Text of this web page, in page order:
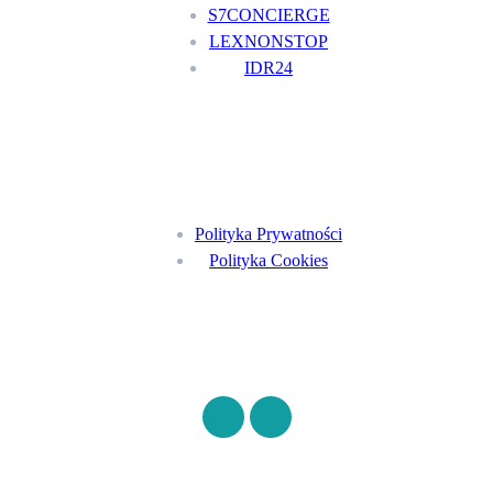
S7CONCIERGE
LEXNONSTOP
IDR24
Polityka Prywatności
Polityka Cookies